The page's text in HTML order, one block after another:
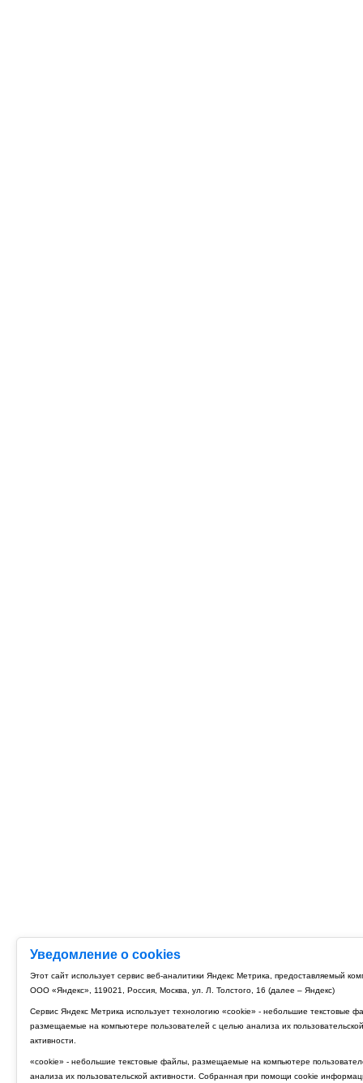
Уведомление о cookies
Этот сайт использует сервис веб-аналитики Яндекс Метрика, предоставляемый
ООО «Яндекс», 119021, Россия, Москва, ул. Л. Толстого, 16 (далее – Яндекс)
Сервис Яндекс Метрика использует технологию «cookie» - небольшие текстовые
размещаемые на компьютере пользователей с целью анализа их пользовательской
активности.
«cookie» - небольшие текстовые файлы, размещаемые на компьютере
анализа их пользовательской активности. Собранная при помощи cookie